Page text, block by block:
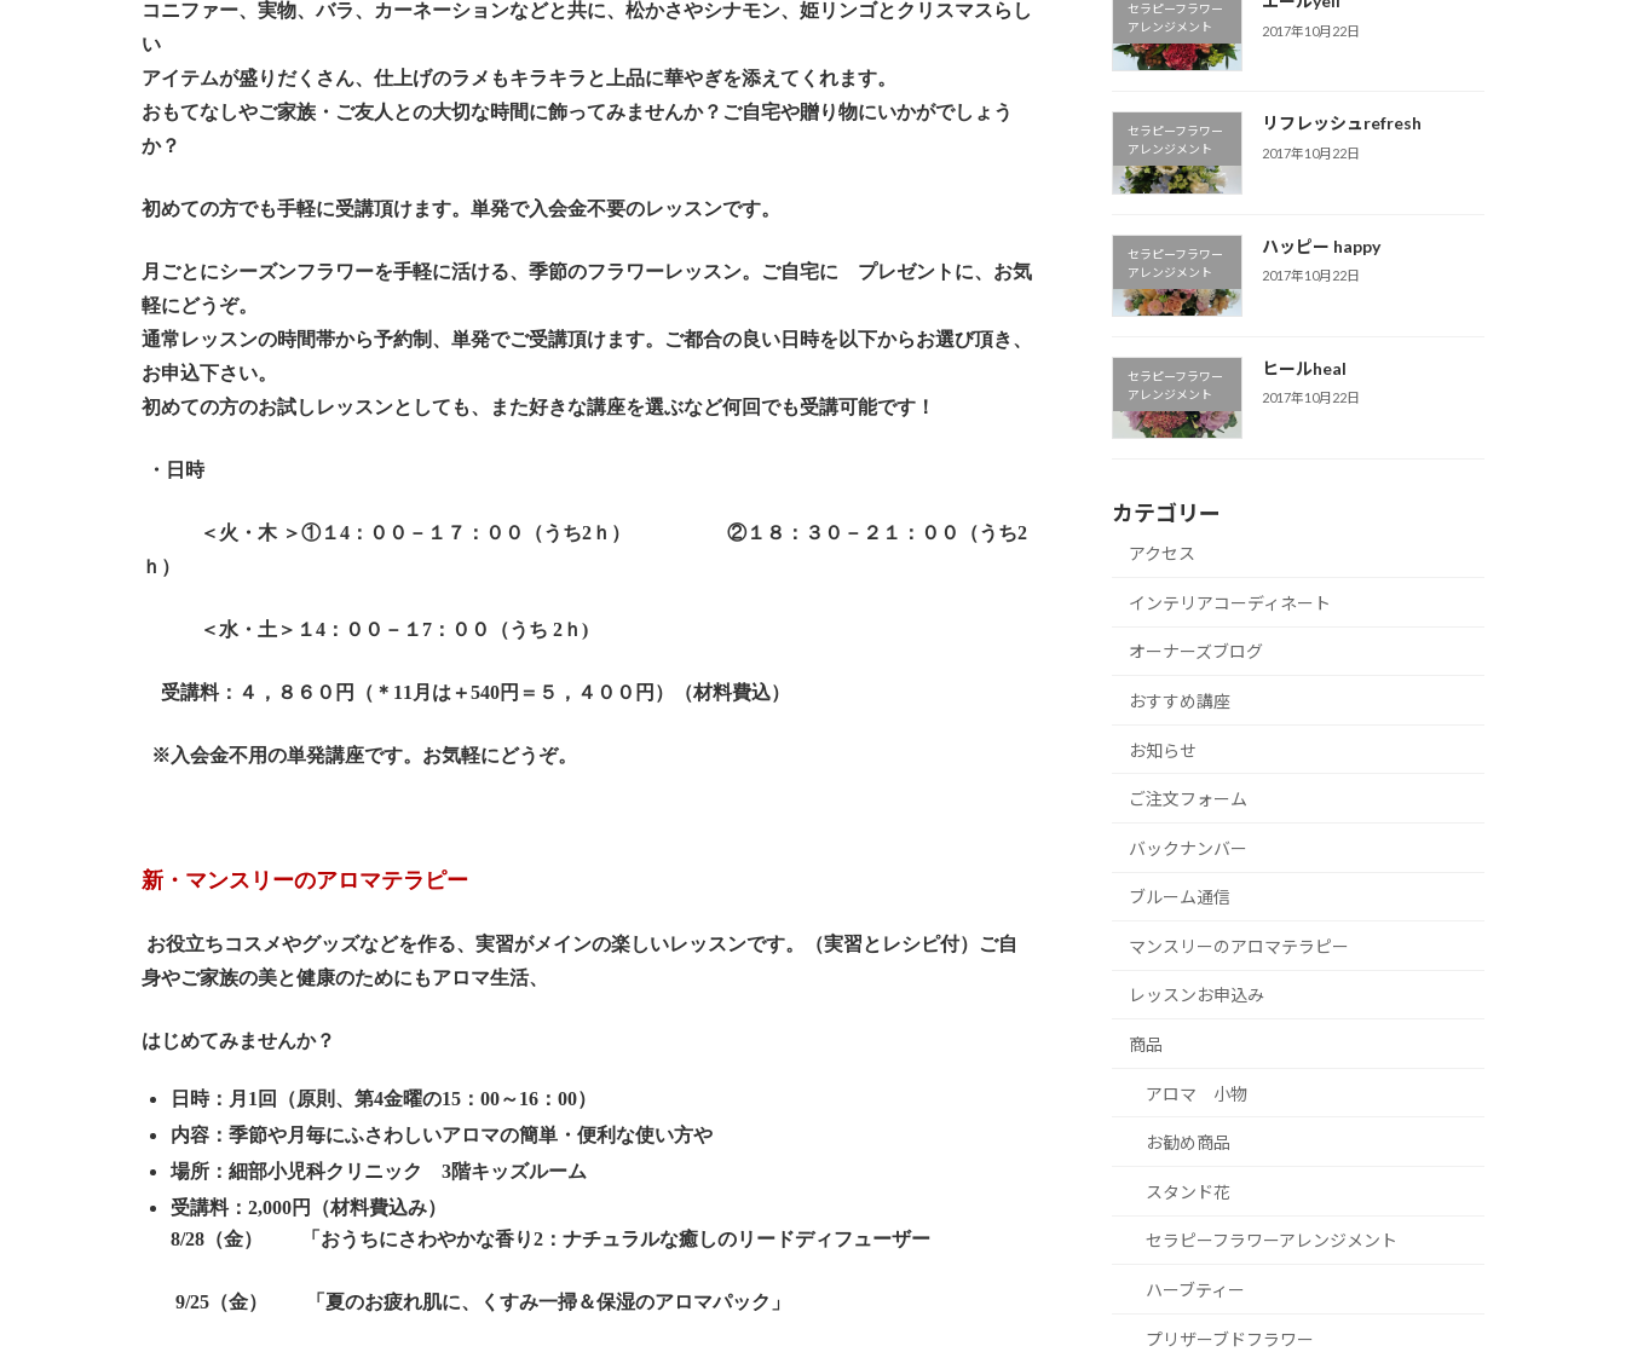
コニファー、実物、バラ、カーネーションなどと共に、松かさやシナモン、姫リンゴとクリスマスらし
い
アイテムが盛りだくさん、仕上げのラメもキラキラと上品に華やぎを添えてくれます。
おもてなしやご家族・ご友人との大切な時間に飾ってみませんか？ ご自宅や贈り物にいかがでしょう
か？
初めての方でも手軽に受講頂けます。単発で入会金不要のレッスンです。
月ごとにシーズンフラワーを手軽に活ける、季節のフラワーレッスン。ご自宅に プレゼントに、お気
軽にどうぞ。
通常レッスンの時間帯から予約制、単発でご受講頂けます。ご都合の良い日時を以下からお選び頂き、
お申込下さい。
初めての方のお試しレッスンとしても、また好きな講座を選ぶなど何回でも受講可能です！
・日時
＜火・木 ＞①１4：００－１７：００（うち2ｈ） ②１８：３０－２１：００（うち2
ｈ）
＜水・土＞１4：００－１7：００（うち 2ｈ)
受講料：４，８６０円（＊11月は ＋540円＝５，４００円）（材料費込）
※入会金不用の単発講座です。お気軽にどうぞ。
新・マンスリーのアロマテラピー
お役立ちコスメやグッズなどを作る、実習がメインの楽しいレッスンです。（実習とレシピ付）ご自
身やご家族の美と健康のためにもアロマ生活、
はじめてみませんか？
日時：月1回（原則、第4金曜の15：00～16：00）
内容：季節や月毎にふさわしいアロマの簡単・便利な使い方や
場所：細部小児科クリニック 3階キッズルーム
受講料：2,000円（材料費込み）
8/28 （金） 「おうちにさわやかな香り2：ナチュラルな癒しのリードディフューザー
9/25 （金） 「夏のお疲れ肌に、くすみ一掃＆保湿のアロマパック」
セラピーフラワー
アレンジメント
2017年10月22日
セラピーフラワー
アレンジメント
リフレッシュrefresh
2017年10月22日
セラピーフラワー
アレンジメント
ハッピー happy
2017年10月22日
セラピーフラワー
アレンジメント
ヒールheal
2017年10月22日
カテゴリー
アクセス
インテリアコーディネート
オーナーズブログ
おすすめ講座
お知らせ
ご注文フォーム
バックナンバー
ブルーム通信
マンスリーのアロマテラピー
レッスンお申込み
商品
アロマ 小物
お勧め商品
スタンド花
セラピーフラワーアレンジメント
ハーブティー
プリザーブドフラワー